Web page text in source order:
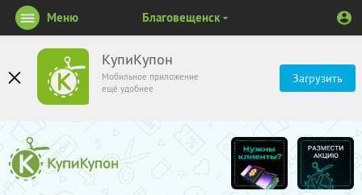
КупиКупон
Мобильное приложение
ещё удобнее
Загрузить
Меню Благовещенск